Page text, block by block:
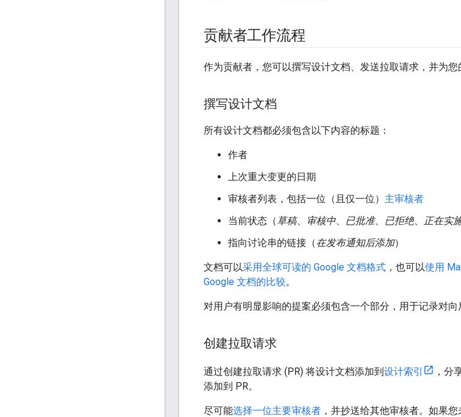
贡献者工作流程
作为贡献者，您可以撰写设计文档、发送拉取请求，并为您
撰写设计文档
所有设计文档都必须包含以下内容的标题：
作者
上次重大变更的日期
审核者列表，包括一位（且仅一位） 主审核者
当前状态（草稿、 审核中、 已批准、 已拒绝、 正在实
指向讨论串的链接（在发布通知后添加）
文档可以采用全球可读的 Google 文档格式 ，也可以使用
Google 文档的比较。
对用户有明显影响的提案必须包含一个部分，用于记录对
创建拉取请求
通过创建拉取请求 (PR) 将设计文档添加到设计索引
，分
添加到 PR。
尽可能选择一位主要审核者 ，并抄送给其他审核者。如果